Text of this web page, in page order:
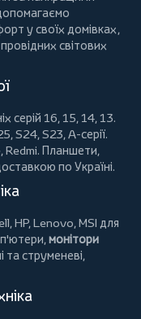
у своїх домівках,
провідних світових
серій 16, 15, 14, 13.
S24, S23, A-серії.
Redmi. Планшети,
по Україні.
,HP,Lenovo,MSI для
монітори
та струменеві,